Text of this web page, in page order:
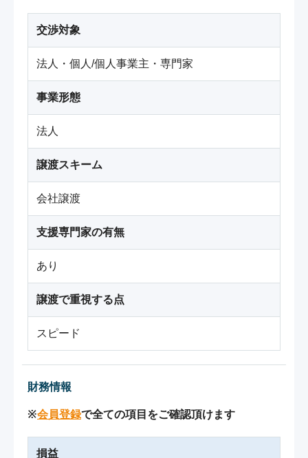
交渉対象
法人・個人/個人事業主・専門家
事業形態
法人
譲渡スキーム
会社譲渡
支援専門家の有無
あり
譲渡で重視する点
スピード
財務情報
※会員登録で全ての項目をご確認頂けます
損益